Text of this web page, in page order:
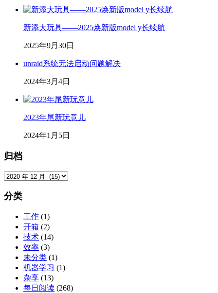
新添大玩具——2025焕新版model y长续航
2025年9月30日
unraid系统无法启动问题解决
2024年3月4日
2023年尾新玩意儿
2024年1月5日
归档
归
分类
工作 (1)
开箱 (2)
技术 (14)
效率 (3)
未分类 (1)
机器学习 (1)
杂享 (13)
每日阅读 (268)